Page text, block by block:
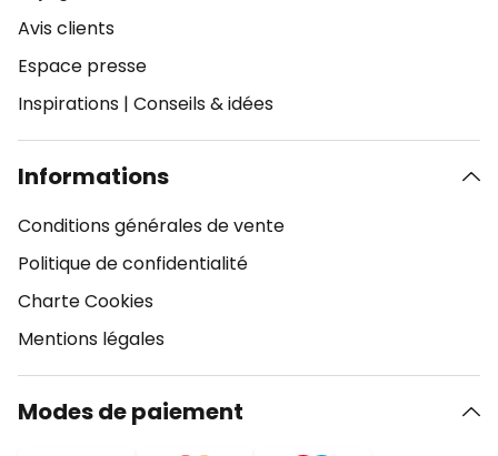
Avis clients
Espace presse
Inspirations | Conseils & idées
Informations
Conditions générales de vente
Politique de confidentialité
Charte Cookies
Mentions légales
Modes de paiement